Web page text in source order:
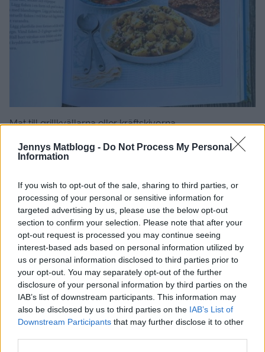
Jennys Matblogg - Do Not Process My Personal
Information
If you wish to opt-out of the sale, sharing to third parties, or
processing of your personal or sensitive information for
targeted advertising by us, please use the below opt-out
section to confirm your selection. Please note that after your
opt-out request is processed you may continue seeing
interest-based ads based on personal information utilized by
us or personal information disclosed to third parties prior to
your opt-out. You may separately opt-out of the further
disclosure of your personal information by third parties on the
IAB’s list of downstream participants. This information may
also be disclosed by us to third parties on the IAB’s List of
Downstream Participants that may further disclose it to other
Mat till grillkvällarna eller kräftskivorna.